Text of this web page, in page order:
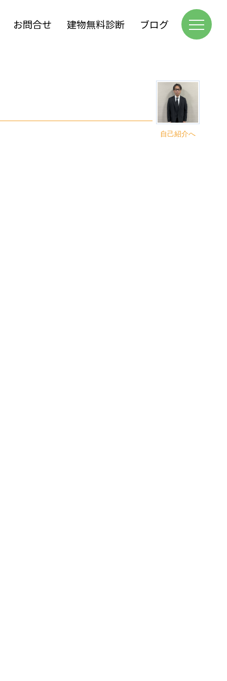
お問合せ 建物無料診断 ブログ
自己紹介へ